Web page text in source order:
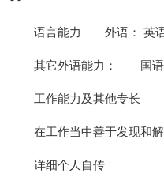
语言能力 外语： 英
其它外语能力： 国
工作能力及其他专长
在工作当中善于发现和
详细个人自传